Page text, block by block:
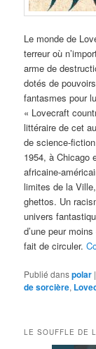
Le monde de
terreur où
arme de
dotés de
fantasmes pour
« Lovecraft
littéraire de cet
de science-
1954, à Chicago
africaine-
limites de la
ghettos. Un
univers
d’une peur
fait de circuler.
Publié danspolar |
de sorcière,
LE SOUFFLE DE